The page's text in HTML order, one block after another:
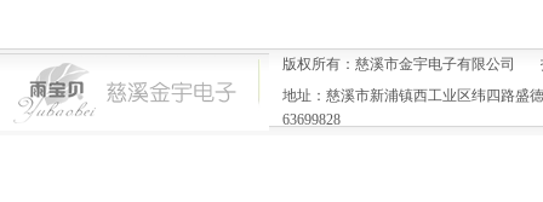
版权所有：慈溪市金宇电子有限公司
地址：慈溪市新浦镇西工业区纬四路
63699828